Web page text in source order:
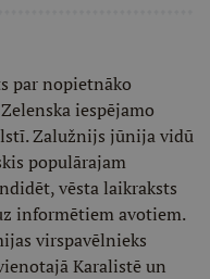
par nopietnāko
iespējamo
Zalužnijs jūnija vidū
populārajam
vēsta laikraksts
informētiem avotiem.
virspavēlnieks
Karalistē un